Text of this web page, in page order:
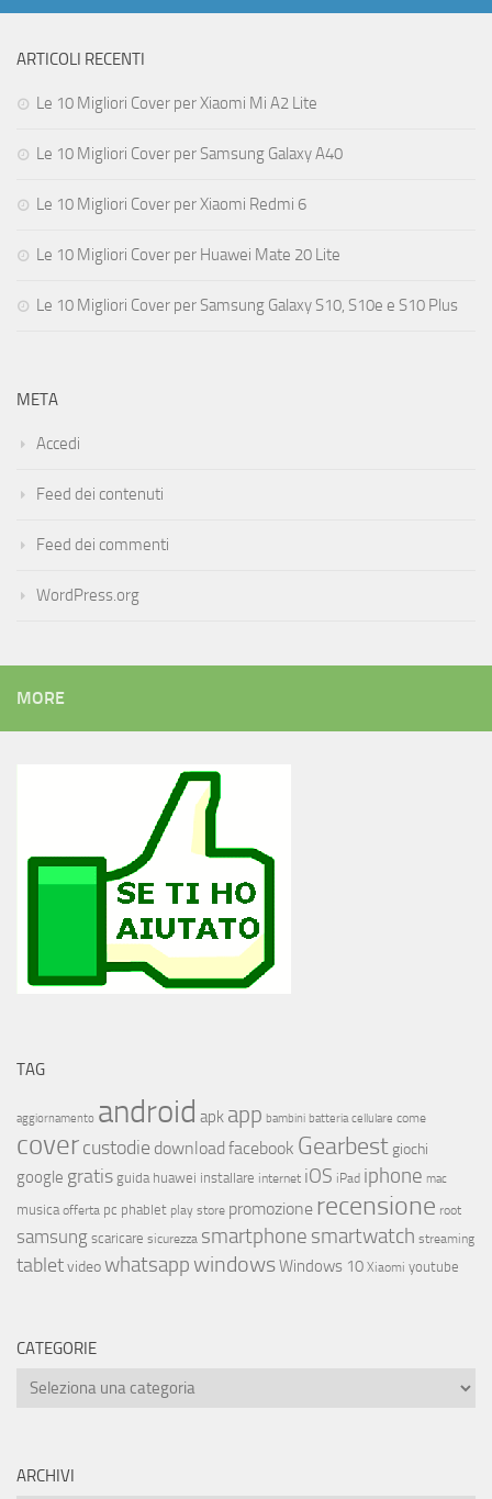
ARTICOLI RECENTI
Le 10 Migliori Cover per Xiaomi Mi A2 Lite
Le 10 Migliori Cover per Samsung Galaxy A40
Le 10 Migliori Cover per Xiaomi Redmi 6
Le 10 Migliori Cover per Huawei Mate 20 Lite
Le 10 Migliori Cover per Samsung Galaxy S10, S10e e S10 Plus
META
Accedi
Feed dei contenuti
Feed dei commenti
WordPress.org
MORE
TAG
aggiornamento android apk app bambini batteria cellulare come
covercustodie download facebook Gearbest giochi
google gratis guida huawei installare internet iOS iPad iphone mac
musica offerta pc phablet play store promozione recensione root
samsungscaricare sicurezza smartphone smartwatch streaming
tabletvideowhatsappwindowsWindows 10 Xiaomi youtube
CATEGORIE
ARCHIVI